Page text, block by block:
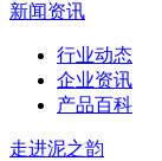
新闻资讯
行业动态
企业资讯
产品百科
走进泥之韵